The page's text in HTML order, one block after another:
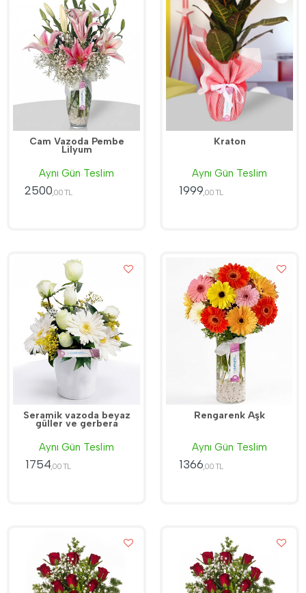
Cam Vazoda Pembe
Lilyum
Aynı Gün Teslim
2500,00 TL
Kraton
Aynı Gün Teslim
1999 ,00 TL
Seramik vazoda beyaz
güller ve gerbera
Aynı Gün Teslim
1754 ,00 TL
Rengarenk Aşk
Aynı Gün Teslim
1366 ,00 TL